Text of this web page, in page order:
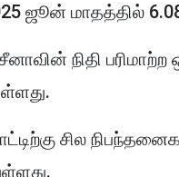
ஜூன் மாதத்தில்
நிதி
சில